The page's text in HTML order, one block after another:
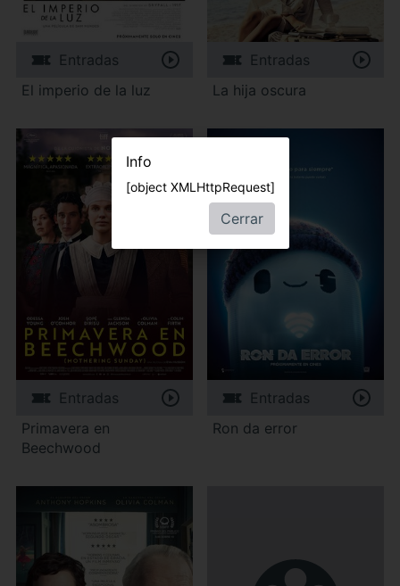
Entradas
El imperio de la luz
Entradas
La hija oscura
Entradas
Primavera en
Beechwood
Entradas
Ron da error
Info
[object XMLHttpRequest]
Cerrar